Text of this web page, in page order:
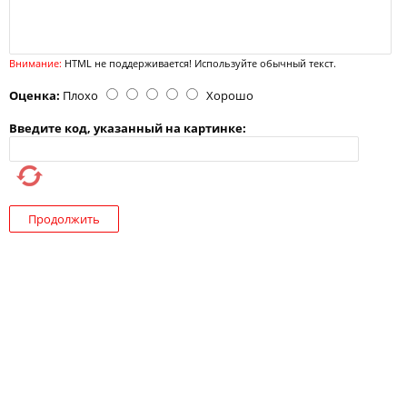
Внимание: HTML не поддерживается! Используйте обычный текст.
Оценка: Плохо
Хорошо
Введите код, указанный на картинке:
Продолжить